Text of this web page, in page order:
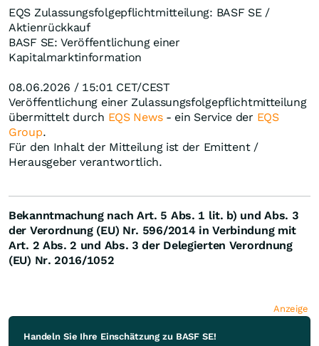
EQS Zulassungsfolgepflichtmitteilung: BASF SE /
Aktienrückkauf
BASF SE: Veröffentlichung einer
Kapitalmarktinformation
08.06.2026 / 15:01 CET/CEST
Veröffentlichung einer Zulassungsfolgepflichtmitteilung
übermittelt durch EQS News- ein Service der EQS
Group.
Für den Inhalt der Mitteilung ist der Emittent /
Herausgeber verantwortlich.
Bekanntmachung nach Art. 5 Abs. 1 lit. b) und Abs. 3
der Verordnung (EU) Nr. 596/2014 in Verbindung mit
Art. 2 Abs. 2 und Abs. 3 der Delegierten Verordnung
(EU) Nr. 2016/1052
Anzeige
Handeln Sie Ihre Einschätzung zu BASF SE!